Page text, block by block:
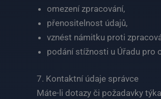
omezení zpracování,
přenositelnost údajů,
vznést námitku proti
podání stížnosti u Úřadu pro
7. Kontaktní údaje správce
Máte-li dotazy či požadavky